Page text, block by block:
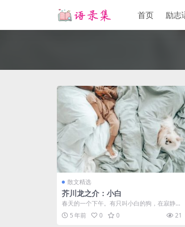
首页 励志
散文精选
芥川龙之介：小白
春天的一个下午。有只叫小白的狗，在寂静的
马路上边走边嗅着土。狭窄的马路，夹着两
道...5 年前 0 0 21